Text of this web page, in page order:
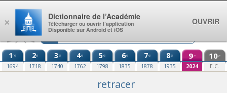
Aller au contenu
1re
1694
2e
1718
3e
1740
4e
1762
5e
1798
6e
1835
7e
1878
8e
1935
9e
2024
10e
E.C.
retracer
×
Dictionnaire de l’Académie
Télécharger ou ouvrir l’application
Disponible sur Android et iOS
OUVRIR